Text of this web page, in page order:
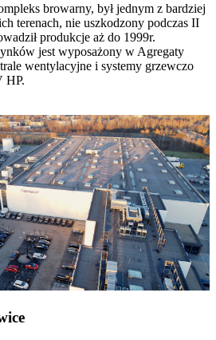
browarny, był jednym z bardziej
terenach, nie uszkodzony podczas II
produkcje aż do 1999r.
jest wyposażony w Agregaty
wentylacyjne i systemy grzewczo
HP.